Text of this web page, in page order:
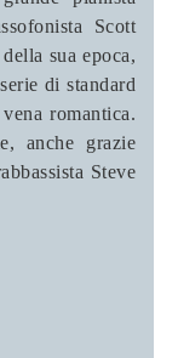
Scott
sua epoca,
di standard
romantica.
anche grazie
Steve